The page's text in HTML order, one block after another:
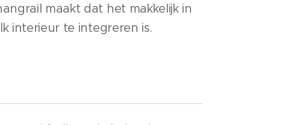
maakt dat het makkelijk in
interieur te integreren is.